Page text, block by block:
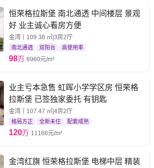
恒荣格拉斯堡 南北通透 中间楼层 景观
好 业主诚心看房方便
金湾丨109.38 ㎡|3房2厅
南北通透 双阳台 高使用率
98万8960元/m²
业主亏本急售 虹晖小学学区房 恒荣格
拉斯堡 已签独家委托 有钥匙
金湾丨107.47 ㎡|4房2厅
格局方正 全新未住 配套成熟
120万 11166元/m²
金湾红旗 恒荣格拉斯堡 电梯中层 精装